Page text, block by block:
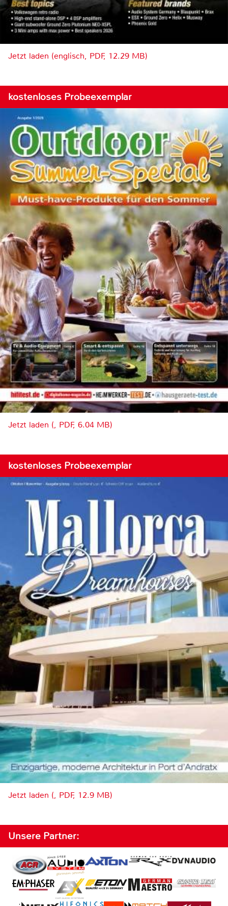
Jetzt laden (englisch, PDF, 12.29 MB)
kostenloses Probeexemplar
Jetzt laden (, PDF, 6.04 MB)
kostenloses Probeexemplar
Jetzt laden (, PDF, 12.9 MB)
Unsere Partner: